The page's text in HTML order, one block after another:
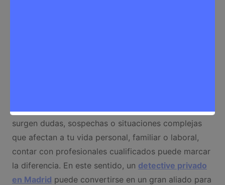
surgen dudas, sospechas o situaciones complejas
que afectan a tu vida personal, familiar o laboral,
contar con profesionales cualificados puede marcar
la diferencia. En este sentido, un detective privado
en Madrid puede convertirse en un gran aliado para